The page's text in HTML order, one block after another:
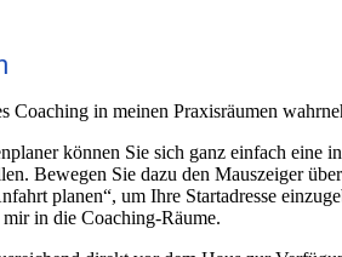
Coaching in meinen Praxisräumen
können Sie sich ganz einfach eine
Bewegen Sie dazu den Mauszeiger
planen“, um Ihre Startadresse
in die Coaching-Räume.